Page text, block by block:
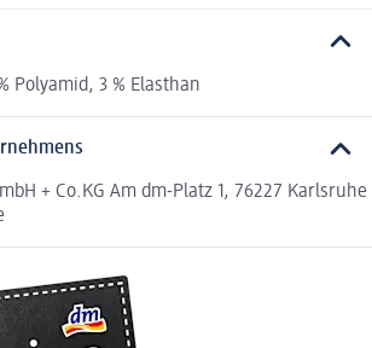
Polyamid, 3 % Elasthan
+ Co.KG Am dm-Platz 1, 76227 Karlsruhe